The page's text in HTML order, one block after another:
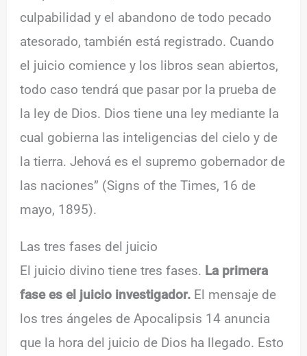
culpabilidad y el abandono de todo pecado
atesorado, también está registrado. Cuando
el juicio comience y los libros sean abiertos,
todo caso tendrá que pasar por la prueba de
la ley de Dios. Dios tiene una ley mediante la
cual gobierna las inteligencias del cielo y de
la tierra. Jehová es el supremo gobernador de
las naciones” (Signs of the Times, 16 de
mayo, 1895).
Las tres fases del juicio
El juicio divino tiene tres fases. La primera
fase es el juicio investigador. El mensaje de
los tres ángeles de Apocalipsis 14 anuncia
que la hora del juicio de Dios ha llegado. Esto